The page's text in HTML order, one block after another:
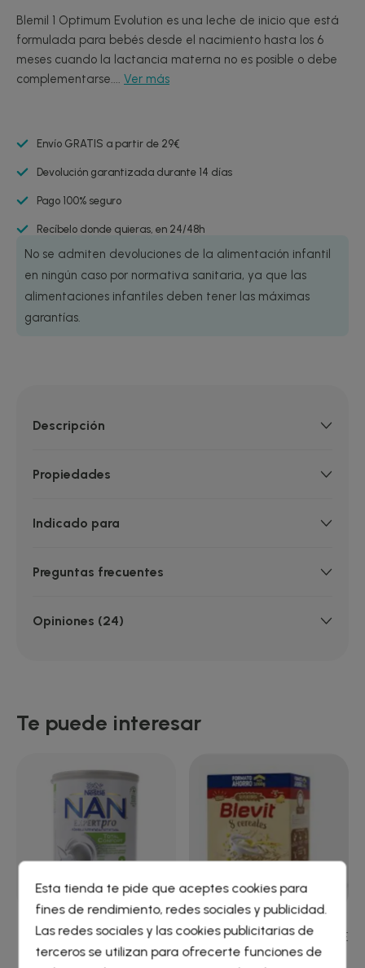
Blemil 1 Optimum Evolution es una leche de inicio que está
formulada para bebés desde el nacimiento hasta los 6
meses cuando la lactancia materna no es posible o debe
complementarse.... Ver más
Envío GRATIS a partir de 29€
Devolución garantizada durante 14 días
Pago 100% seguro
Recíbelo donde quieras, en 24/48h
No se admiten devoluciones de la alimentación infantil
en ningún caso por normativa sanitaria, ya que las
alimentaciones infantiles deben tener las máximas
garantías.
Descripción
Propiedades
Indicado para
Preguntas frecuentes
Opiniones (24)
Te puede interesar
NAN CONFORT 2 800 G
BLEVIT SUPERFIBRA 8 CERE
1000G
Crear lista de deseos
Iniciar sesión
Esta tienda te pide que aceptes cookies para
fines de rendimiento, redes sociales y publicidad.
Las redes sociales y las cookies publicitarias de
terceros se utilizan para ofrecerte funciones de